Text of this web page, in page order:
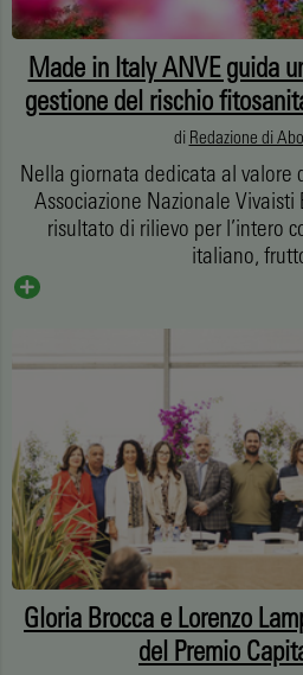
Made in Italy ANVE guida
gestione del rischio
di Redazione di
Nella giornata dedicata al valore
Associazione Nazionale
risultato di rilievo per l’intero
italiano,
Gloria Brocca e Lorenzo
del Premio